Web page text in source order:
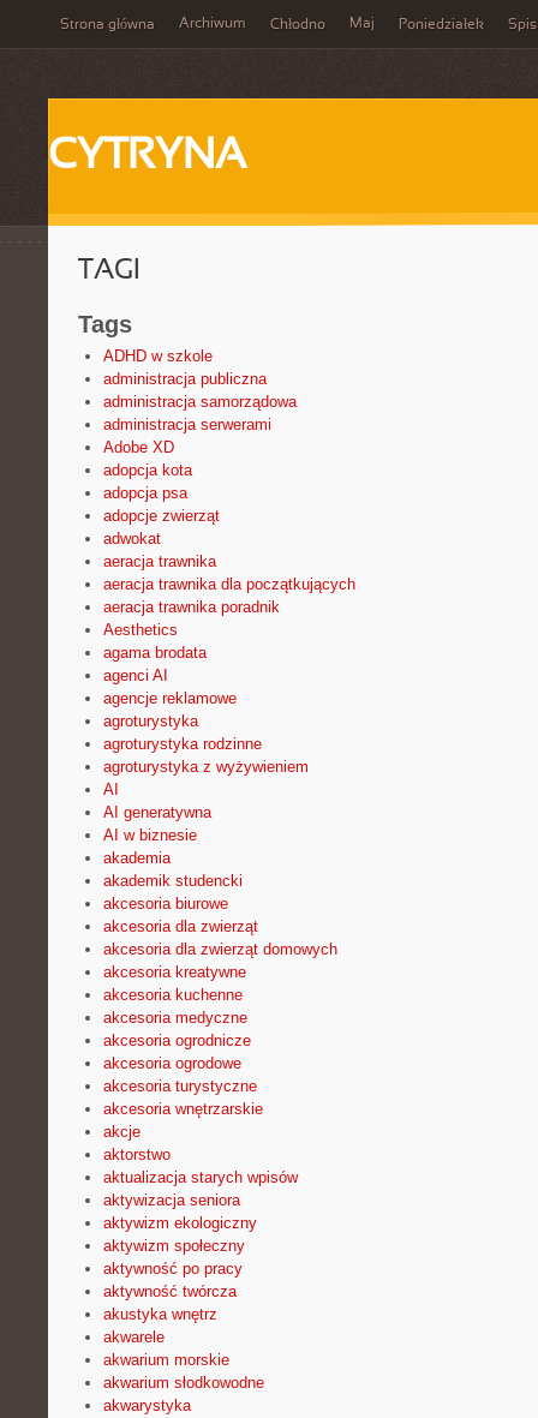
Strona główna Archiwum Chłodno Maj Poniedziałek Spis
CYTRYNA
TAGI
Tags
ADHD w szkole
administracja publiczna
administracja samorządowa
administracja serwerami
Adobe XD
adopcja kota
adopcja psa
adopcje zwierząt
adwokat
aeracja trawnika
aeracja trawnika dla początkujących
aeracja trawnika poradnik
Aesthetics
agama brodata
agenci AI
agencje reklamowe
agroturystyka
agroturystyka rodzinne
agroturystyka z wyżywieniem
AI
AI generatywna
AI w biznesie
akademia
akademik studencki
akcesoria biurowe
akcesoria dla zwierząt
akcesoria dla zwierząt domowych
akcesoria kreatywne
akcesoria kuchenne
akcesoria medyczne
akcesoria ogrodnicze
akcesoria ogrodowe
akcesoria turystyczne
akcesoria wnętrzarskie
akcje
aktorstwo
aktualizacja starych wpisów
aktywizacja seniora
aktywizm ekologiczny
aktywizm społeczny
aktywność po pracy
aktywność twórcza
akustyka wnętrz
akwarele
akwarium morskie
akwarium słodkowodne
akwarystyka